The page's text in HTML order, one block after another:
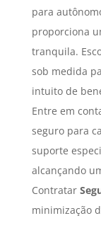
para
proporciona
tranquila.
sob medida
intuito de
Entre em
seguro para
suporte
alcançando
Contratar
minimização